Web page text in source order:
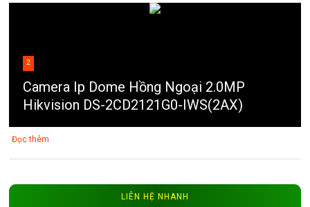
2
Camera Ip Dome Hồng Ngoại 2.0MP
Hikvision DS-2CD2121G0-IWS(2AX)
Đọc thêm
LIÊN HỆ NHANH